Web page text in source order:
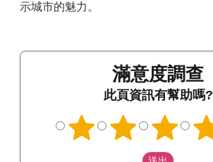
示城市的魅力。
滿意度調查
此頁資訊有幫助嗎?